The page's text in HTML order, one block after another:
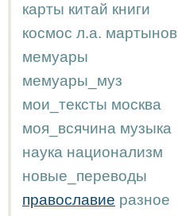
карты китай книги
космос л.а. мартынов
мемуары
мемуары_муз
мои_тексты москва
моя_всячина музыка
наука национализм
новые_переводы
православие разное